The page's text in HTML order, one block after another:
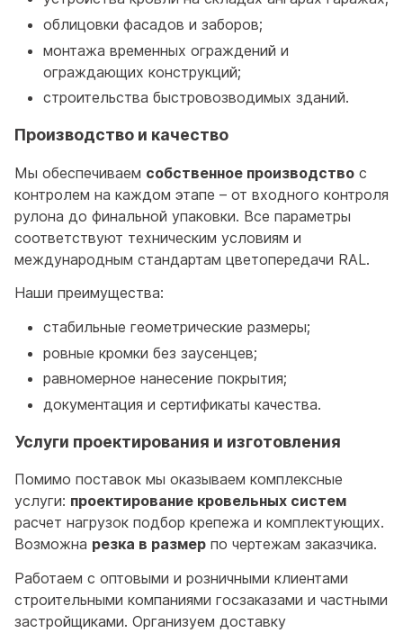
облицовки фасадов и заборов;
монтажа временных ограждений и
ограждающих конструкций;
строительства быстровозводимых зданий.
Производство и качество
Мы обеспечиваем собственное производство с
контролем на каждом этапе – от входного контроля
рулона до финальной упаковки. Все параметры
соответствуют техническим условиям и
международным стандартам цветопередачи RAL.
Наши преимущества:
стабильные геометрические размеры;
ровные кромки без заусенцев;
равномерное нанесение покрытия;
документация и сертификаты качества.
Услуги проектирования и изготовления
Помимо поставок мы оказываем комплексные
услуги: проектирование кровельных систем
расчет нагрузок подбор крепежа и комплектующих.
Возможна резка в размер по чертежам заказчика.
Работаем с оптовыми и розничными клиентами
строительными компаниями госзаказами и частными
застройщиками. Организуем доставку